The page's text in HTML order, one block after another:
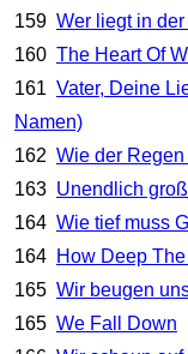
159 Wer liegt in
160 The Heart Of
161 Vater, Deine
Namen)
162 Wie der Regen
163 Unendlich
164 Wie tief muss
164 How Deep
165 Wir beugen
165 We Fall Down